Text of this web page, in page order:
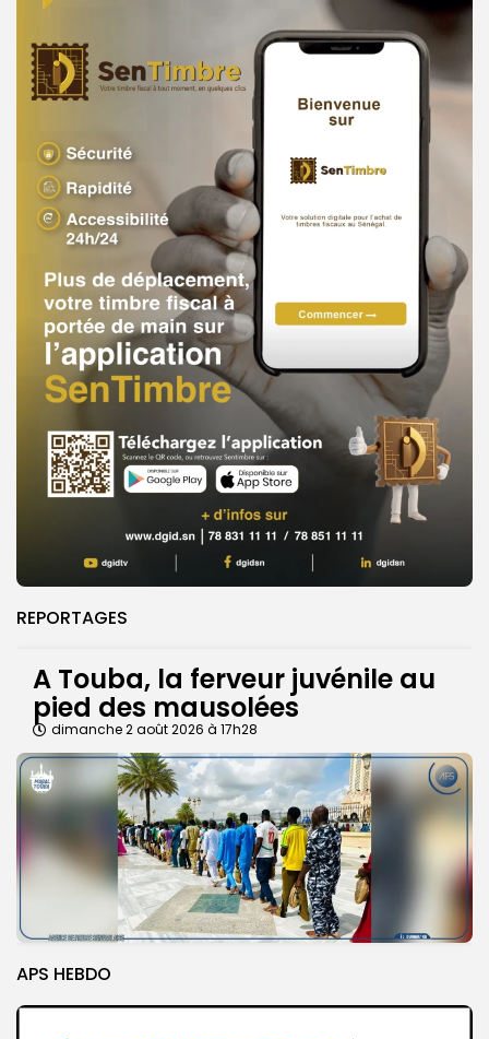
REPORTAGES
A Touba, la ferveur juvénile au
pied des mausolées
dimanche 2 août 2026 à 17h28
APS HEBDO